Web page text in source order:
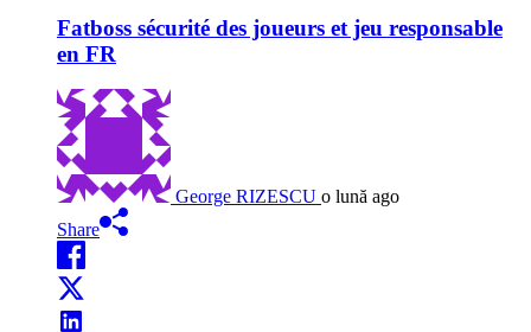
Fatboss sécurité des joueurs et jeu responsable
en FR
George RIZESCU o lună ago
Share